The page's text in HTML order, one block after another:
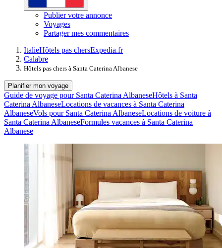
Publier votre annonce
Voyages
Partager mes commentaires
ItalieHôtels pas chersExpedia.fr
Calabre
Hôtels pas chers à Santa Caterina Albanese
Planifier mon voyage
Guide de voyage pour Santa Caterina AlbaneseHôtels à Santa
Caterina AlbaneseLocations de vacances à Santa Caterina
AlbaneseVols pour Santa Caterina AlbaneseLocations de voiture à
Santa Caterina AlbaneseFormules vacances à Santa Caterina
Albanese